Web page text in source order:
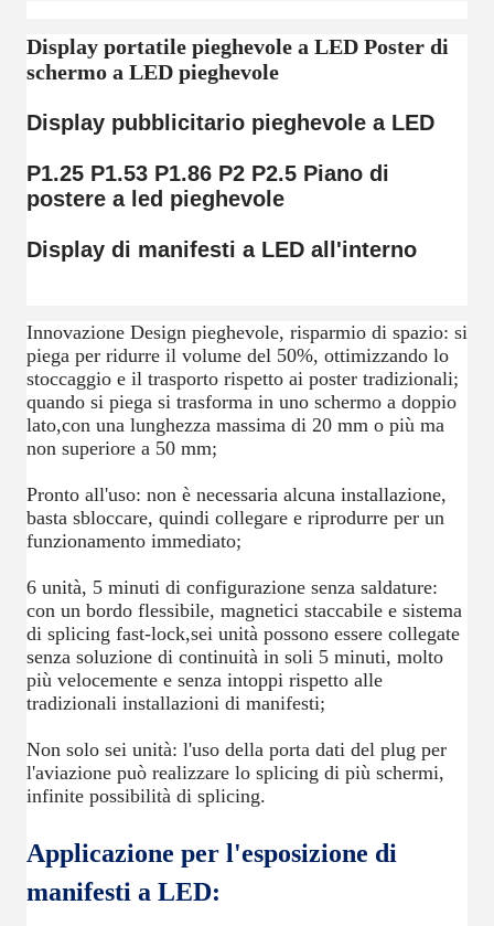
Display portatile pieghevole a LED Poster di
schermo a LED pieghevole
Display pubblicitario pieghevole a LED
P1.25 P1.53 P1.86 P2 P2.5 Piano di
postere a led pieghevole
Display di manifesti a LED all'interno
Innovazione Design pieghevole, risparmio di spazio: si
piega per ridurre il volume del 50%, ottimizzando lo
stoccaggio e il trasporto rispetto ai poster tradizionali;
quando si piega si trasforma in uno schermo a doppio
lato,con una lunghezza massima di 20 mm o più ma
non superiore a 50 mm;
Pronto all'uso: non è necessaria alcuna installazione,
basta sbloccare, quindi collegare e riprodurre per un
funzionamento immediato;
6 unità, 5 minuti di configurazione senza saldature:
con un bordo flessibile, magnetici staccabile e sistema
di splicing fast-lock,sei unità possono essere collegate
senza soluzione di continuità in soli 5 minuti, molto
più velocemente e senza intoppi rispetto alle
tradizionali installazioni di manifesti;
Non solo sei unità: l'uso della porta dati del plug per
l'aviazione può realizzare lo splicing di più schermi,
infinite possibilità di splicing.
Applicazione per l'esposizione di
manifesti a LED: